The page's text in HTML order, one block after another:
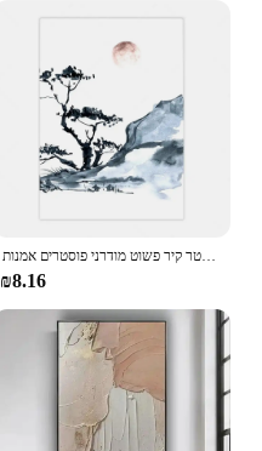
סגנון יפני דובדבן פריחת עץ פוסטר קיר פשוט מודרני פוסטרים אמנות hd בד ציור סלון בית חדר שינה תפאורה
₪8.16